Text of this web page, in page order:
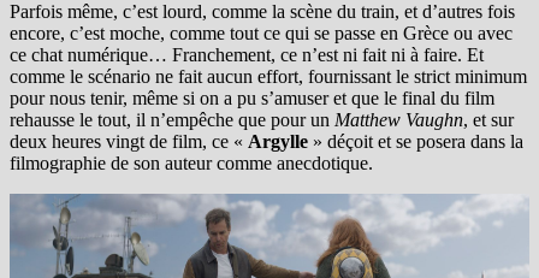
Parfois même, c’est lourd, comme la scène du train, et d’autres fois
encore, c’est moche, comme tout ce qui se passe en Grèce ou avec
ce chat numérique… Franchement, ce n’est ni fait ni à faire. Et
comme le scénario ne fait aucun effort, fournissant le strict minimum
pour nous tenir, même si on a pu s’amuser et que le final du film
rehausse le tout, il n’empêche que pour un Matthew Vaughn, et sur
deux heures vingt de film, ce « Argylle » déçoit et se posera dans la
filmographie de son auteur comme anecdotique.